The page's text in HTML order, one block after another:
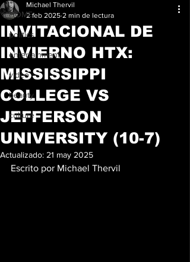
HOME
politics
entertainment
video
beauty
culture
INVITACIONAL DE
INVIERNO HTX:
MISSISSIPPI
COLLEGE VS
JEFFERSON
UNIVERSITY (10-7)
Michael Thervil
2 feb 2025 2 min de lectura
Actualizado: 21 may 2025
Escrito por Michael Thervil